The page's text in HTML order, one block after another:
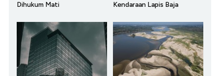
Dihukum Mati
Kendaraan Lapis Baja